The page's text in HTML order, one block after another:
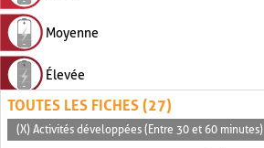
Moyenne
Élevée
TOUTES LES FICHES (27)
(X) Activités développées (Entre 30 et 60 minutes)